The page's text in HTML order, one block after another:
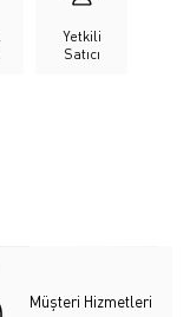
Yetkili
Satıcı
Müşteri Hizmetleri